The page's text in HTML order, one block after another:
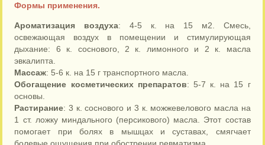
Формы применения.
Ароматизация воздуха: 4-5 к. на 15 м2. Смесь,
освежающая воздух в помещении и стимулирующая
дыхание: 6 к. соснового, 2 к. лимонного и 2 к. масла
эвкалипта.
Массаж: 5-6 к. на 15 г транспортного масла.
Обогащение косметических препаратов: 5-7 к. на 15 г
основы.
Растирание: 3 к. соснового и 3 к. можжевелового масла на
1 ст. ложку миндального (персикового) масла. Этот состав
помогает при болях в мышцах и суставах, смягчает